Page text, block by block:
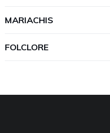
MARIACHIS
FOLCLORE